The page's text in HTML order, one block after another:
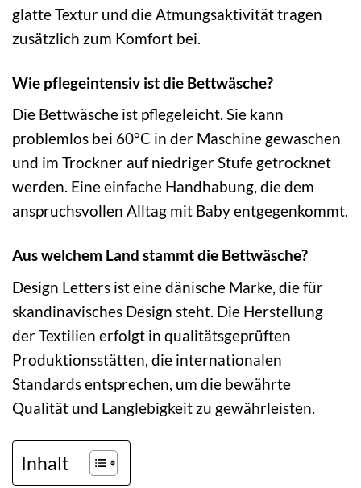
glatte Textur und die Atmungsaktivität tragen
zusätzlich zum Komfort bei.
Wie pflegeintensiv ist die Bettwäsche?
Die Bettwäsche ist pflegeleicht. Sie kann
problemlos bei 60°C in der Maschine gewaschen
und im Trockner auf niedriger Stufe getrocknet
werden. Eine einfache Handhabung, die dem
anspruchsvollen Alltag mit Baby entgegenkommt.
Aus welchem Land stammt die Bettwäsche?
Design Letters ist eine dänische Marke, die für
skandinavisches Design steht. Die Herstellung
der Textilien erfolgt in qualitätsgeprüften
Produktionsstätten, die internationalen
Standards entsprechen, um die bewährte
Qualität und Langlebigkeit zu gewährleisten.
Inhalt